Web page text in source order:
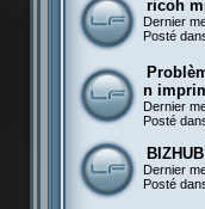
ricoh
Dernier
Posté
n
Dernier
Posté
Dernier
Posté